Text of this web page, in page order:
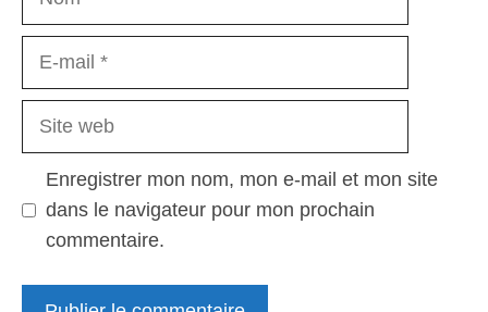
Site
Enregistrer mon nom, mon e-mail et mon site
dans le navigateur pour mon prochain
commentaire.